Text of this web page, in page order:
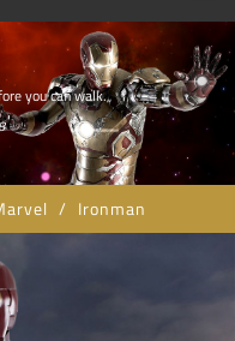
/ Ironman